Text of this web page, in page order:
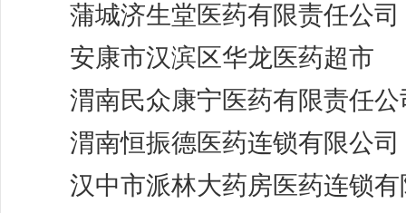
蒲城济生堂医药有限责任公司
安康市汉滨区华龙医药超市
渭南民众康宁医药有限责任公
渭南恒振德医药连锁有限公司
汉中市派林大药房医药连锁有